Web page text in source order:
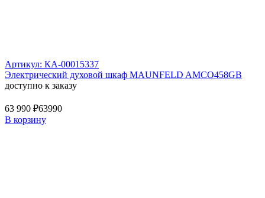
Артикул: КА-00015337
Электрический духовой шкаф MAUNFELD AMCO458GB
доступно к заказу
63 990 ₽63990
В корзину